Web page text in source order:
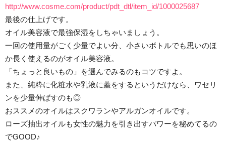
http://www.cosme.com/product/pdt_dtl/item_id/1000025687
最後の仕上げです。
オイル美容液で最強保湿をしちゃいましょう。
一回の使用量がごく少量でよい分、小さいボトルでも思いのほ
か長く使えるのがオイル美容液。
「ちょっと良いもの」を選んでみるのもコツですよ。
また、純粋に化粧水や乳液に蓋をするというだけなら、ワセリ
ンを少量伸ばすのも◎
おススメのオイルはスクワランやアルガンオイルです。
ローズ抽出オイルも女性の魅力を引き出すパワーを秘めてるの
でGOOD♪